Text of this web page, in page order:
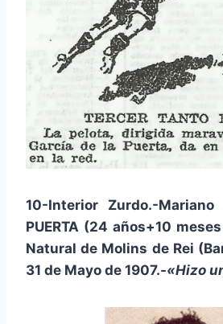
10-Interior Zurdo.-Mariano
PUERTA (24 años+10
Natural de Molins de Rei
31 de Mayo de 1907.-«Hizo